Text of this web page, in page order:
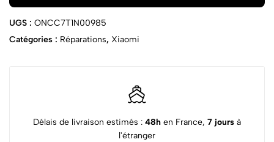
UGS : ONCC7T1N00985
Catégories : Réparations, Xiaomi
Délais de livraison estimés : 48h en France, 7 jours à
l'étranger